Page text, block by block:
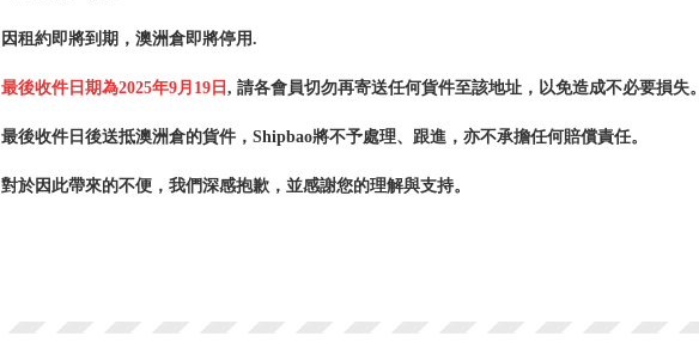
因租約即將到期，澳洲倉即將停用.
最後收件日期為2025年9月19日 , 請各會員切勿再寄送任何貨件至該地址，以免造成不必要損失。
最後收件日後送抵澳洲倉的貨件，Shipbao將不予處理、跟進，亦不承擔任何賠償責任。
對於因此帶來的不便，我們深感抱歉，並感謝您的理解與支持。